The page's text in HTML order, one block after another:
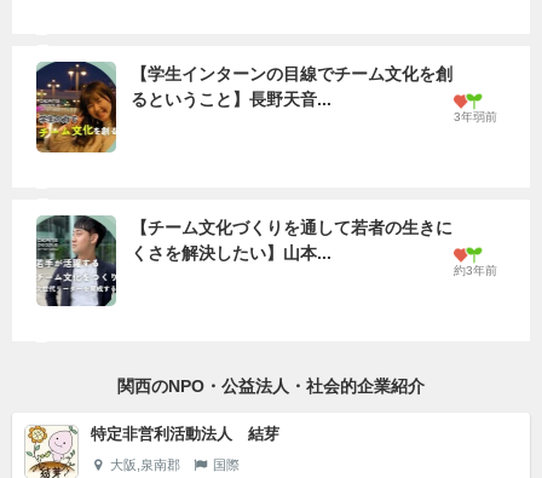
【学生インターンの目線でチーム文化を創
るということ】長野天音...
3年弱前
【チーム文化づくりを通して若者の生きに
くさを解決したい】山本...
約3年前
関西のNPO・公益法人・社会的企業紹介
特定非営利活動法人 結芽
大阪,泉南郡 国際